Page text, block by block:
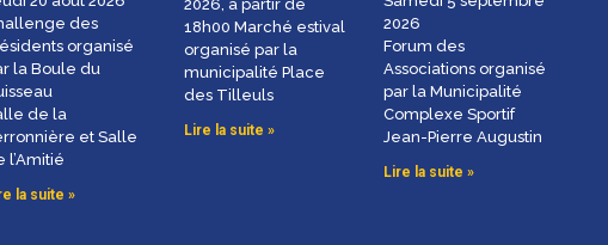
des
organisé
la Boule du
de la
et Salle
l’Amitié
la suite »
2026, à partir de
18h00 Marché estival
organisé par la
municipalité Place
des Tilleuls
Lire la suite »
2026
Forum des
Associations organisé
par la Municipalité
Complexe Sportif
Jean-Pierre Augustin
Lire la suite »